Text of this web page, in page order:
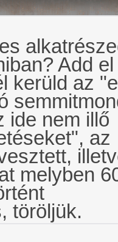
Add el
kerüld az
ide nem illő
az
melyben
töröljük.